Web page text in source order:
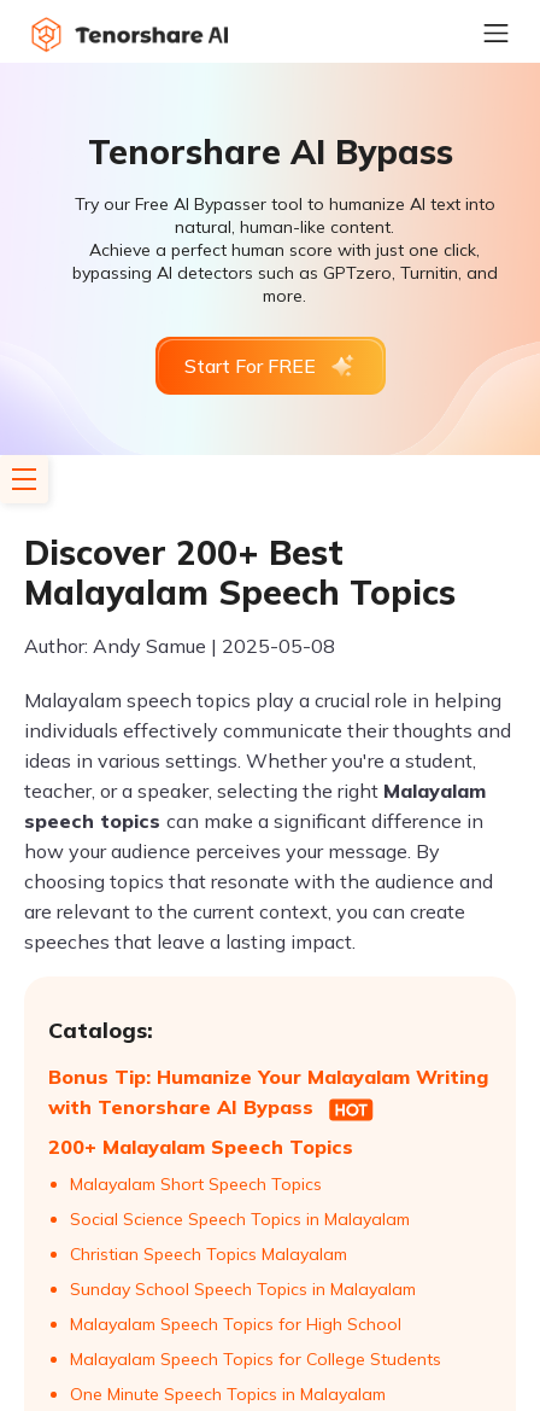
Tenorshare AI Bypass
Try our Free AI Bypasser tool to humanize AI text into
natural, human-like content.
Achieve a perfect human score with just one click,
bypassing AI detectors such as GPTzero, Turnitin, and
more.
Start For FREE
Discover 200+ Best
Malayalam Speech Topics
Author: Andy Samue | 2025-05-08
Malayalam speech topics play a crucial role in helping
individuals effectively communicate their thoughts and
ideas in various settings. Whether you're a student,
teacher, or a speaker, selecting the right Malayalam
speech topics can make a significant difference in
how your audience perceives your message. By
choosing topics that resonate with the audience and
are relevant to the current context, you can create
speeches that leave a lasting impact.
Catalogs:
Bonus Tip: Humanize Your Malayalam Writing
with Tenorshare AI Bypass
200+ Malayalam Speech Topics
Malayalam Short Speech Topics
Social Science Speech Topics in Malayalam
Christian Speech Topics Malayalam
Sunday School Speech Topics in Malayalam
Malayalam Speech Topics for High School
Malayalam Speech Topics for College Students
One Minute Speech Topics in Malayalam